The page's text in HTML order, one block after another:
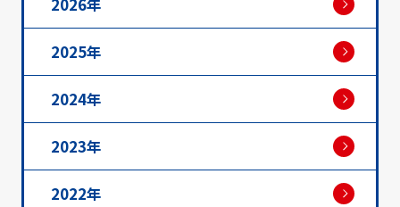
2026年
2025年
2024年
2023年
2022年